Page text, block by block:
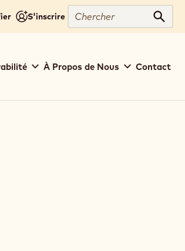
S'inscrire
Chercher
À Propos de Nous Contact